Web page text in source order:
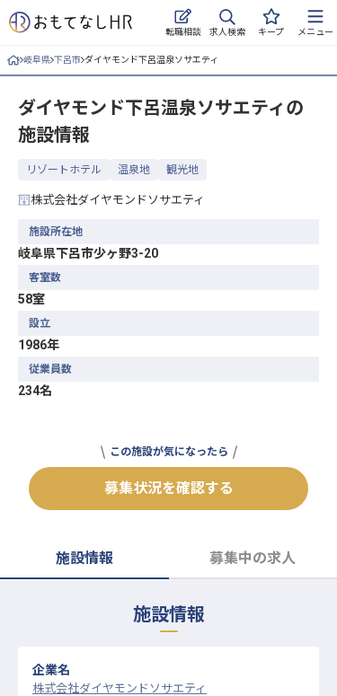
転職相談 求人検索 キープ メニュー
ログイン
求人・施設を探す
おもてなしHRについて
ご利用の流れ
採用をお考えの企業様へ
岐阜県 下呂市 ダイヤモンド下呂温泉ソサエティ
ダイヤモンド下呂温泉ソサエティ の
施設情報
リゾートホテル 温泉地 観光地
株式会社ダイヤモンドソサエティ
施設所在地
岐阜県下呂市少ヶ野3-20
客室数
58室
設立
1986年
従業員数
234名
この施設が気になったら
募集状況を確認する
施設情報 募集中の求人
施設情報
企業名
株式会社ダイヤモンドソサエティ